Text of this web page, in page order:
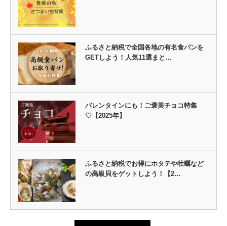
ふるさと納税で全国各地の有名食パンを
GETしよう！人気11選まと…
バレンタインにも！ご褒美チョコ特集
♡【2025年】
ふるさと納税でお得にホタテや牡蠣など
の高級貝をゲットしよう！【2…